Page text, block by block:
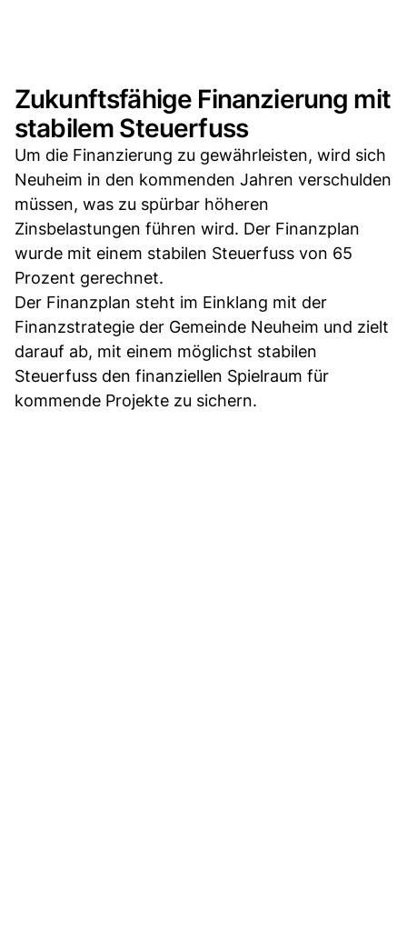
Zukunftsfähige Finanzierung mit
stabilem Steuerfuss
Um die Finanzierung zu gewährleisten, wird sich
Neuheim in den kommenden Jahren verschulden
müssen, was zu spürbar höheren
Zinsbelastungen führen wird. Der Finanzplan
wurde mit einem stabilen Steuerfuss von 65
Prozent gerechnet.
Der Finanzplan steht im Einklang mit der
Finanzstrategie der Gemeinde Neuheim und zielt
darauf ab, mit einem möglichst stabilen
Steuerfuss den finanziellen Spielraum für
kommende Projekte zu sichern.